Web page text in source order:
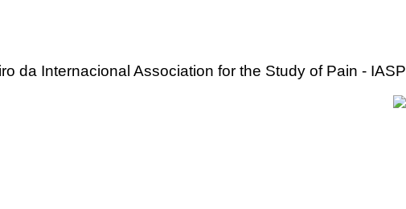
da Internacional Association for the Study of Pain - IASP